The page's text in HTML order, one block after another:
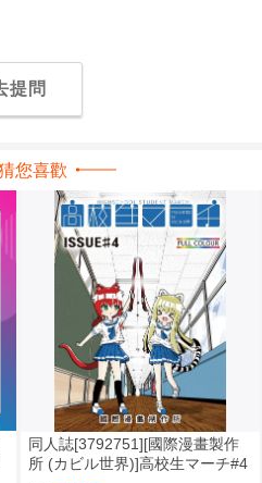
提問
您喜歡
同人誌[3792751][國際漫畫製作
所 (カビル世界)]高校生マーチ#4